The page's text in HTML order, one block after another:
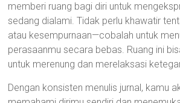
memberi ruang bagi diri untuk
sedang dialami. Tidak perlu khawatir
atau kesempurnaan—cobalah untuk
perasaanmu secara bebas. Ruang ini
untuk merenung dan merelaksasi
Dengan konsisten menulis jurnal, kamu